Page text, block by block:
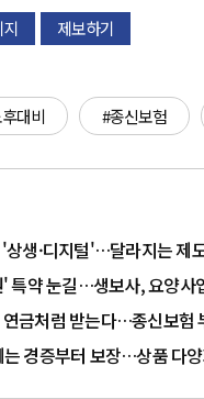
제보하기
대비 #종신보험
상생·디지털'…달라지는 제
특약 눈길…생보사, 요양사
금처럼 받는다…종신보험
는 경증부터 보장…상품 다